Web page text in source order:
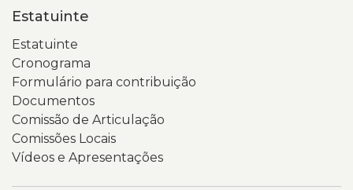
Estatuinte
Estatuinte
Cronograma
Formulário para contribuição
Documentos
Comissão de Articulação
Comissões Locais
Vídeos e Apresentações